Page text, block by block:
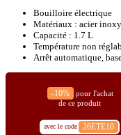
Bouilloire électrique
Matériaux : acier
Capacité : 1.7 L
Température non
Arrêt automatique,
-10%
pour l'achat
de ce produit
avec le code 26ETE10